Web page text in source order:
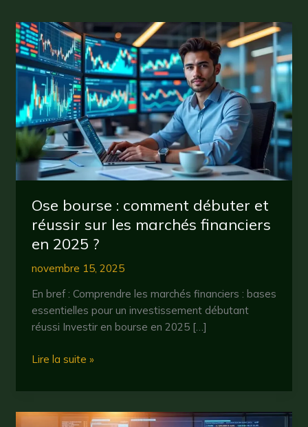
Ose bourse : comment débuter et
réussir sur les marchés financiers
en 2025 ?
novembre 15, 2025
En bref : Comprendre les marchés financiers : bases
essentielles pour un investissement débutant
réussi Investir en bourse en 2025 […]
Ose
:
débuter
Lire la suite »